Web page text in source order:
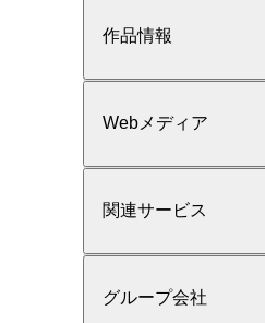
作品情報
Webメディア
関連サービス
グループ会社